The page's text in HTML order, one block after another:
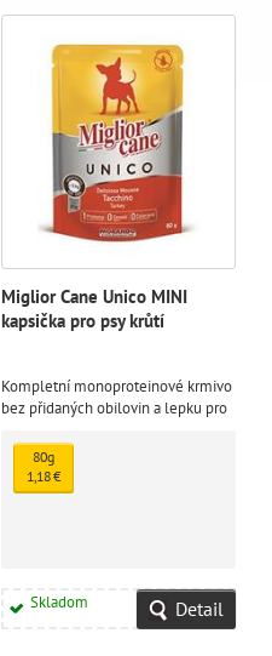
Miglior Cane Unico MINI
kapsička pro psy krůtí
Kompletní monoproteinové krmivo
bez přidaných obilovin a lepku pro
paštika s krůtí příchutí.
80g
1,18 €
Skladom Detail